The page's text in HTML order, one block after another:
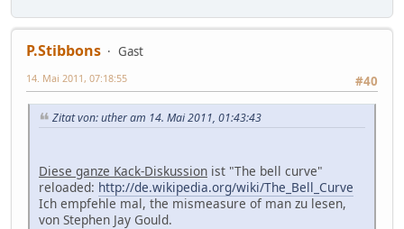
P.Stibbons
Gast
#40
14. Mai 2011, 07:18:55
Zitat von: uther am 14. Mai 2011, 01:43:43
Diese ganze Kack-Diskussion ist "The bell curve"
reloaded: http://de.wikipedia.org/wiki/The_Bell_Curve
Ich empfehle mal, the mismeasure of man zu lesen,
von Stephen Jay Gould.